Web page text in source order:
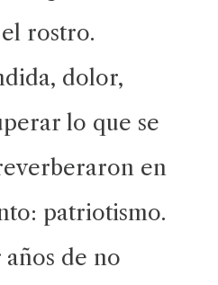
rostro.
dolor,
lo que se
en
patriotismo.
de no